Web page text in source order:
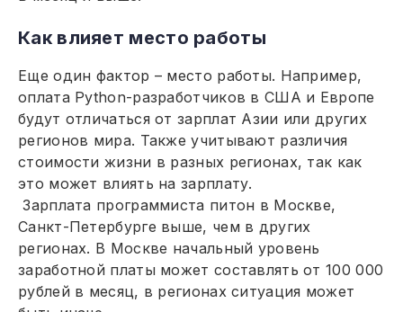
Как влияет место работы
Еще один фактор – место работы. Например,
оплата Python-разработчиков в США и Европе
будут отличаться от зарплат Азии или других
регионов мира. Также учитывают различия
стоимости жизни в разных регионах, так как
это может влиять на зарплату.
Зарплата программиста питон в Москве,
Санкт-Петербурге выше, чем в других
регионах. В Москве начальный уровень
заработной платы может составлять от 100 000
рублей в месяц, в регионах ситуация может